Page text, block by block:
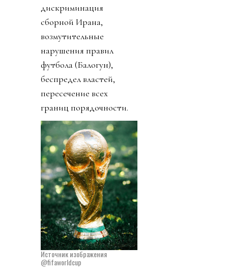
дискриминация
сборной Ирана,
возмутительные
нарушения правил
футбола (Балогун),
беспредел властей,
пересечение всех
границ порядочности.
Источник изображения
@fifaworldcup